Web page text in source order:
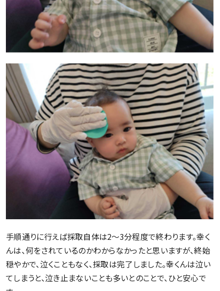
手順通りに行えば採取自体は2〜3分程度で終わります。幸く
んは、何をされているのかわからなかったと思いますが、終始
穏やかで、泣くこともなく、採取は完了しました。幸くんは泣い
てしまうと、泣き止まないことも多いとのことで、ひと安心で